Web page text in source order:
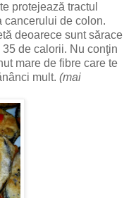
protejează tractul
cancerului de colon.
deoarece sunt sărace
de calorii. Nu conţin
mare de fibre care te
mult. (mai